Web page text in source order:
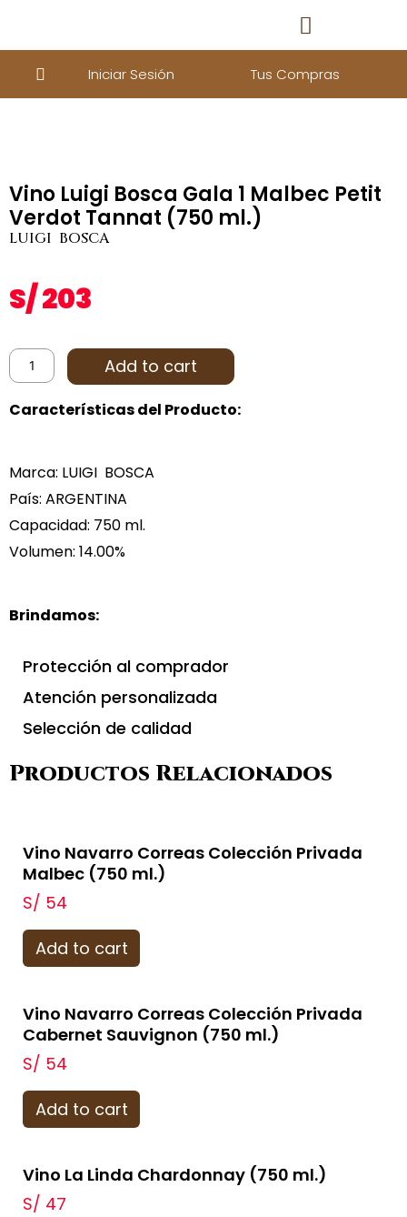
Iniciar Sesión Tus Compras
Vino Luigi Bosca Gala 1 Malbec Petit
Verdot Tannat (750 ml.)
LUIGI BOSCA
S/203
Add to cart
Características del Producto:
Marca: LUIGI BOSCA
País: ARGENTINA
Capacidad: 750 ml.
Volumen: 14.00%
Brindamos:
Protección al comprador
Atención personalizada
Selección de calidad
Productos Relacionados
Vino Navarro Correas Colección Privada
Malbec (750 ml.)
S/ 54
Add to cart
Vino Navarro Correas Colección Privada
Cabernet Sauvignon (750 ml.)
S/ 54
Add to cart
Vino La Linda Chardonnay (750 ml.)
S/ 47